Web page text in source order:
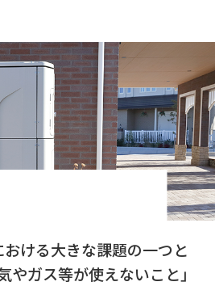
ける大きな課題の一つと
やガス等が使えないこと｣